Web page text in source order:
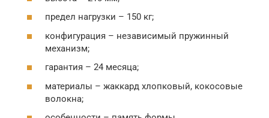
предел нагрузки – 150 кг;
конфигурация – независимый пружинный
механизм;
гарантия – 24 месяца;
материалы – жаккард хлопковый, кокосовые
волокна;